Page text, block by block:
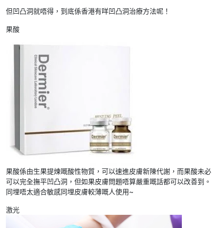
但凹凸洞就唔得，到底係香港有咩凹凸洞治療方法呢！
果酸
果酸係由生果提煉嘅酸性物質，可以速進皮膚新陳代謝，而果酸未必
可以完全撫平凹凸洞，但如果皮膚問題唔算嚴重嘅話都可以改善到。
同埋唔太適合敏感同埋皮膚較薄嘅人使用~
激光